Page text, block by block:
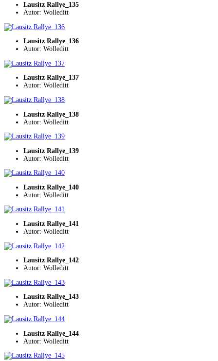
Lausitz Rallye_135
Autor: Wolleditt
Lausitz Rallye_136
Autor: Wolleditt
Lausitz Rallye_137
Autor: Wolleditt
Lausitz Rallye_138
Autor: Wolleditt
Lausitz Rallye_139
Autor: Wolleditt
Lausitz Rallye_140
Autor: Wolleditt
Lausitz Rallye_141
Autor: Wolleditt
Lausitz Rallye_142
Autor: Wolleditt
Lausitz Rallye_143
Autor: Wolleditt
Lausitz Rallye_144
Autor: Wolleditt